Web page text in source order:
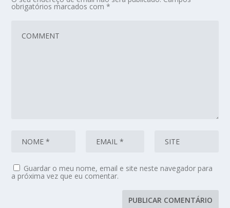
obrigatórios marcados com*
Guardar o meu nome, email e site neste navegador para
a próxima vez que eu comentar.